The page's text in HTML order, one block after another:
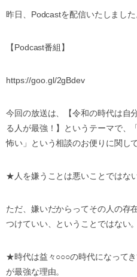
昨日、 Podcastを配信いたしました
【Podcast番組】
https://goo.gl/2gBdev
今回の放送は、【令和の時代は自
る人が最強！】というテーマで、
怖い」という相談のお便りに関して
★ 人を嫌うことは悪いことではない
ただ、嫌いだからってその人の存
つけていい、ということではない
★時代は益々○○○の時代になって
が最強な理由。